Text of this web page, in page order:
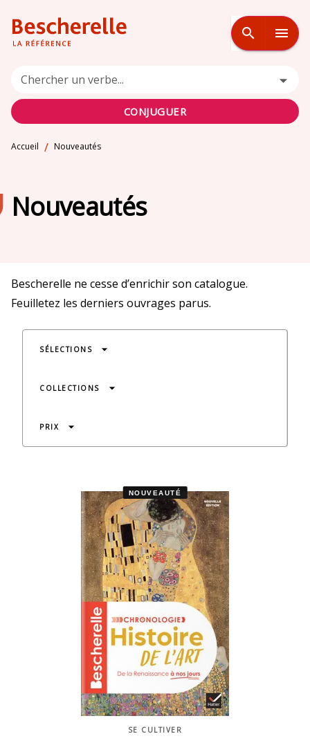
MENU RECHERCHE
PIED DE PAGE
search menu
Chercher un verbe...
CONJUGUER
Accueil / Nouveautés
Nouveautés
Bescherelle ne cesse d’enrichir son catalogue.
Feuilletez les derniers ouvrages parus.
SÉLECTIONS arrow_drop_down
COLLECTIONS arrow_drop_down
PRIX arrow_drop_down
NOUVEAUTÉ
SE CULTIVER